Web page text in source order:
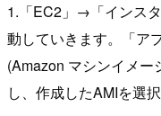
1.「EC2」→「インス
動していきます。「ア
(Amazon マシンイメー
し、作成したAMIを選択